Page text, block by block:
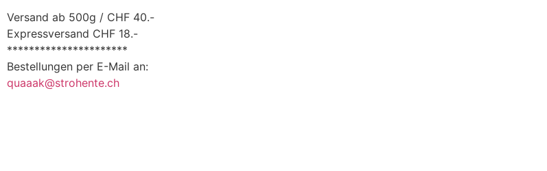
Versand ab 500g / CHF 40.-
Expressversand CHF 18.-
**********************
Bestellungen per E-Mail an:
quaaak@strohente.ch